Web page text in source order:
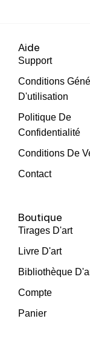
Aide
Support
Conditions
D'utilisation
Politique De
Confidentialité
Conditions De
Contact
Boutique
Tirages D'art
Livre D'art
Bibliothèque
Compte
Panier